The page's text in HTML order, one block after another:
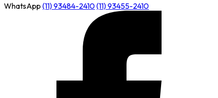
WhatsApp (11) 93484-2410(11) 93455-2410